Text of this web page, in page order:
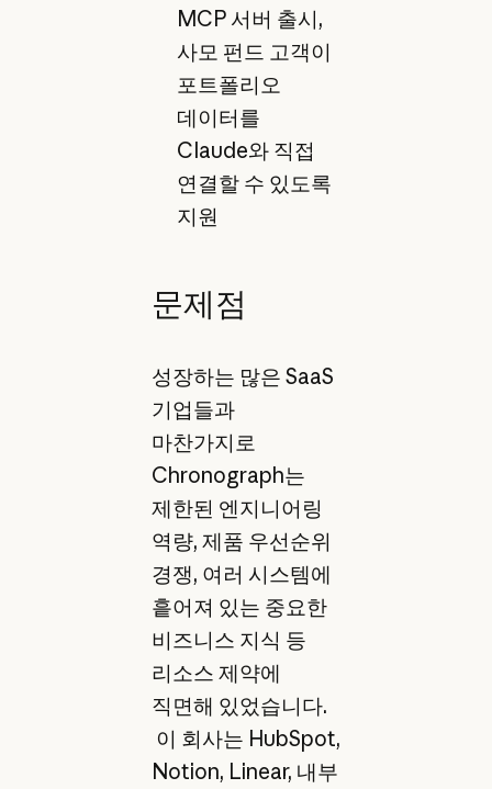
MCP 서버 출시,
사모 펀드 고객이
포트폴리오
데이터를
Claude와 직접
연결할 수 있도록
지원
문제점
성장하는 많은 SaaS
기업들과
마찬가지로
Chronograph는
제한된 엔지니어링
역량, 제품 우선순위
경쟁, 여러 시스템에
흩어져 있는 중요한
비즈니스 지식 등
리소스 제약에
직면해 있었습니다.
이 회사는 HubSpot,
Notion, Linear, 내부